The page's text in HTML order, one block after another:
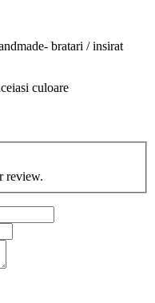
bratari / insirat
culoare
review.